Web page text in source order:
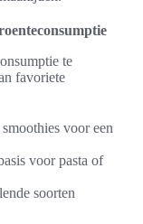
te
favoriete
voor een
voor pasta of
soorten